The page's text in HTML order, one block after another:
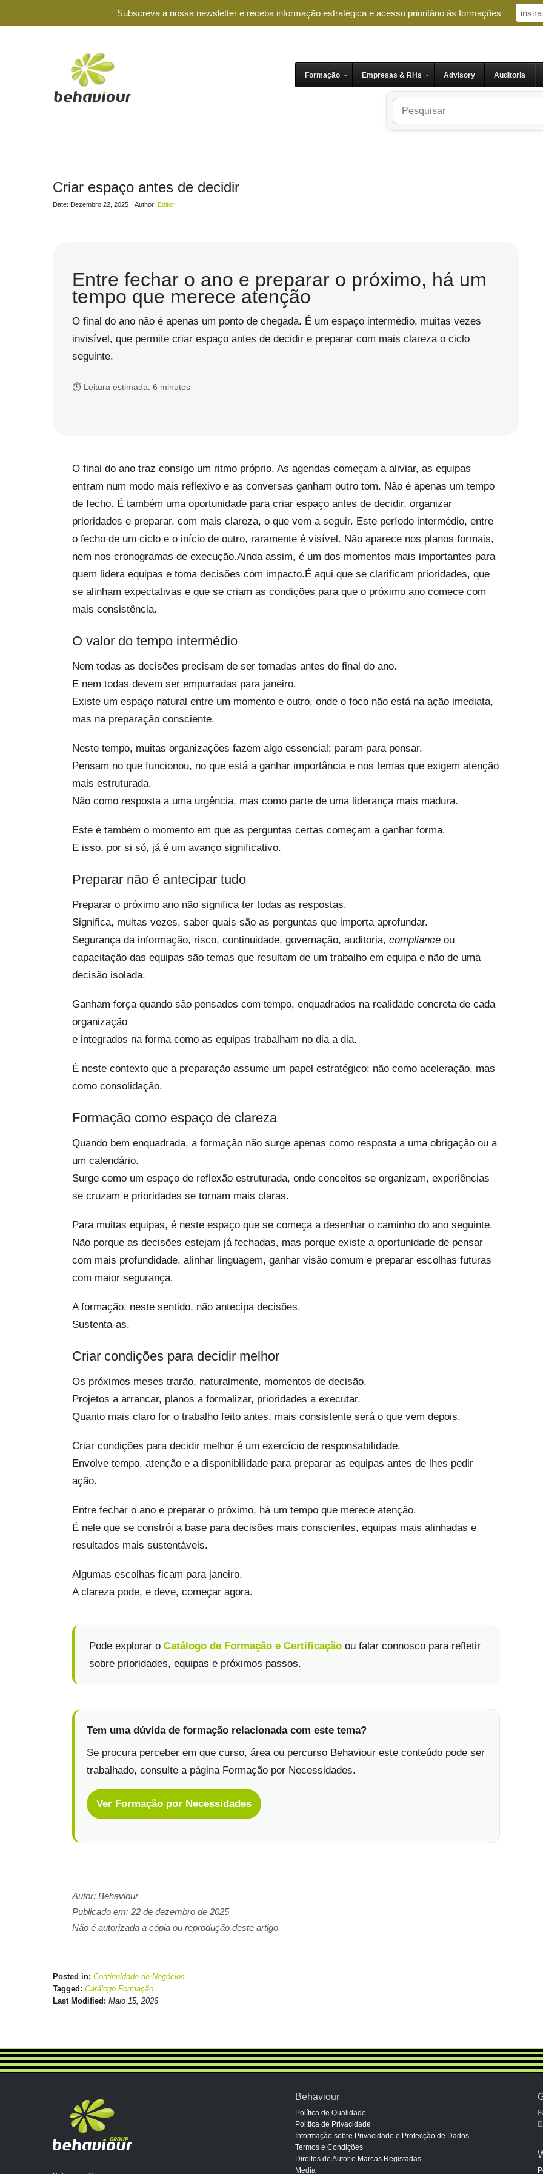
Formação Empresas & RHs Advisory Auditoria
Criar espaço antes de decidir
Date: Dezembro 22, 2025 Author: Editor
Entre fechar o ano e preparar o próximo, há um
tempo que merece atenção
O final do ano não é apenas um ponto de chegada. É um espaço intermédio, muitas vezes
invisível, que permite criar espaço antes de decidir e preparar com mais clareza o ciclo
seguinte.
⏱️ Leitura estimada: 6 minutos
O final do ano traz consigo um ritmo próprio. As agendas começam a aliviar, as equipas
entram num modo mais reflexivo e as conversas ganham outro tom. Não é apenas um tempo
de fecho. É também uma oportunidade para criar espaço antes de decidir, organizar
prioridades e preparar, com mais clareza, o que vem a seguir. Este período intermédio, entre
o fecho de um ciclo e o início de outro, raramente é visível. Não aparece nos planos formais,
nem nos cronogramas de execução.Ainda assim, é um dos momentos mais importantes para
quem lidera equipas e toma decisões com impacto.É aqui que se clarificam prioridades, que
se alinham expectativas e que se criam as condições para que o próximo ano comece com
mais consistência.
O valor do tempo intermédio
Nem todas as decisões precisam de ser tomadas antes do final do ano.
E nem todas devem ser empurradas para janeiro.
Existe um espaço natural entre um momento e outro, onde o foco não está na ação imediata,
mas na preparação consciente.
Neste tempo, muitas organizações fazem algo essencial: param para pensar.
Pensam no que funcionou, no que está a ganhar importância e nos temas que exigem atenção
mais estruturada.
Não como resposta a uma urgência, mas como parte de uma liderança mais madura.
Este é também o momento em que as perguntas certas começam a ganhar forma.
E isso, por si só, já é um avanço significativo.
Preparar não é antecipar tudo
Preparar o próximo ano não significa ter todas as respostas.
Significa, muitas vezes, saber quais são as perguntas que importa aprofundar.
Segurança da informação, risco, continuidade, governação, auditoria, compliance ou
capacitação das equipas são temas que resultam de um trabalho em equipa e não de uma
decisão isolada.
Ganham força quando são pensados com tempo, enquadrados na realidade concreta de cada
organização
e integrados na forma como as equipas trabalham no dia a dia.
É neste contexto que a preparação assume um papel estratégico: não como aceleração, mas
como consolidação.
Formação como espaço de clareza
Quando bem enquadrada, a formação não surge apenas como resposta a uma obrigação ou a
um calendário.
Surge como um espaço de reflexão estruturada, onde conceitos se organizam, experiências
se cruzam e prioridades se tornam mais claras.
Para muitas equipas, é neste espaço que se começa a desenhar o caminho do ano seguinte.
Não porque as decisões estejam já fechadas, mas porque existe a oportunidade de pensar
com mais profundidade, alinhar linguagem, ganhar visão comum e preparar escolhas futuras
com maior segurança.
A formação, neste sentido, não antecipa decisões.
Sustenta-as.
Criar condições para decidir melhor
Os próximos meses trarão, naturalmente, momentos de decisão.
Projetos a arrancar, planos a formalizar, prioridades a executar.
Quanto mais claro for o trabalho feito antes, mais consistente será o que vem depois.
Criar condições para decidir melhor é um exercício de responsabilidade.
Envolve tempo, atenção e a disponibilidade para preparar as equipas antes de lhes pedir
ação.
Entre fechar o ano e preparar o próximo, há um tempo que merece atenção.
É nele que se constrói a base para decisões mais conscientes, equipas mais alinhadas e
resultados mais sustentáveis.
Algumas escolhas ficam para janeiro.
A clareza pode, e deve, começar agora.
Pode explorar o Catálogo de Formação e Certificação ou falar connosco para refletir
sobre prioridades, equipas e próximos passos.
Tem uma dúvida de formação relacionada com este tema?
Se procura perceber em que curso, área ou percurso Behaviour este conteúdo pode ser
trabalhado, consulte a página Formação por Necessidades.
Ver Formação por Necessidades
Autor: Behaviour
Publicado em: 22 de dezembro de 2025
Não é autorizada a cópia ou reprodução deste artigo.
Posted in: Continuidade de Negócios
Tagged: Catálogo Formação
Last Modified: Maio 15, 2026
Behaviour
Política de Qualidade
Política de Privacidade
Informação sobre Privacidade e Protecção de Dados
Termos e Condições
Direitos de Autor e Marcas Registadas
Media
Subscreva a nossa newsletter e receba informação estratégica e acesso prioritário às formações